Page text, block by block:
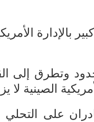
وتطرق إلى
الصينية لا
على